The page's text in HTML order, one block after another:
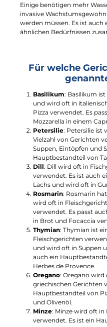
Einige benötigen mehr
invasive
werden müssen. Es ist
ähnlichen Bedürfnissen
Für welche
Basilikum: Basilikum
und wird oft in
Pizza verwendet. Es
Mozzarella in einem
Petersilie: Petersilie ist
Vielzahl von Gerichten
Suppen, Eintöpfen und
Hauptbestandteil von
Dill: Dill wird oft in
verwendet. Es ist auch
Lachs und wird oft in
Rosmarin: Rosmarin
wird oft in
verwendet. Es passt
in Brot und Focaccia
Thymian: Thymian ist
Fleischgerichten
und wird oft in Suppen
auch ein
Herbes de Provence.
Oregano: Oregano wird
griechischen Gerichten
Hauptbestandteil von
und Olivenöl.
Minze: Minze wird oft in
verwendet. Es ist ein